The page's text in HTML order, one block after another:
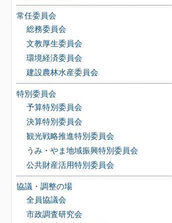
常任委員会
総務委員会
文教厚生委員会
環境経済委員会
建設農林水産委員会
特別委員会
予算特別委員会
決算特別委員会
観光戦略推進特別委員会
うみ・やま地域振興特別委員会
公共財産活用特別委員会
協議・調整の場
全員協議会
市政調査研究会